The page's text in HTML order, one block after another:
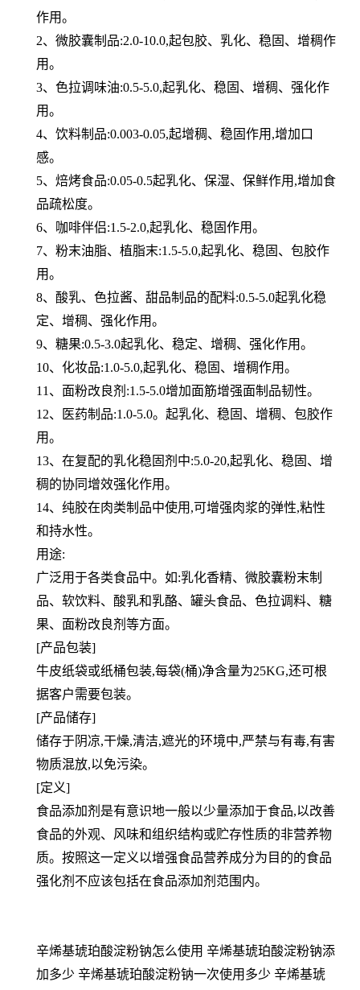
作用。
2、微胶囊制品:2.0-10.0,起包胶、乳化、稳固、增稠作
用。
3、色拉调味油:0.5-5.0,起乳化、稳固、增稠、强化作
用。
4、饮料制品:0.003-0.05,起增稠、稳固作用,增加口
感。
5、焙烤食品:0.05-0.5起乳化、保湿、保鲜作用,增加食
品疏松度。
6、咖啡伴侣:1.5-2.0,起乳化、稳固作用。
7、粉末油脂、植脂末:1.5-5.0,起乳化、稳固、包胶作
用。
8、酸乳、色拉酱、甜品制品的配料:0.5-5.0起乳化稳
定、增稠、强化作用。
9、糖果:0.5-3.0起乳化、稳定、增稠、强化作用。
10、化妆品:1.0-5.0,起乳化、稳固、增稠作用。
11、面粉改良剂:1.5-5.0增加面筋增强面制品韧性。
12、医药制品:1.0-5.0。起乳化、稳固、增稠、包胶作
用。
13、在复配的乳化稳固剂中:5.0-20,起乳化、稳固、增
稠的协同增效强化作用。
14、纯胶在肉类制品中使用,可增强肉浆的弹性,粘性
和持水性。
用途:
广泛用于各类食品中。如:乳化香精、微胶囊粉末制
品、软饮料、酸乳和乳酪、罐头食品、色拉调料、糖
果、面粉改良剂等方面。
[产品包装]
牛皮纸袋或纸桶包装,每袋(桶)净含量为25KG,还可根
据客户需要包装。
[产品储存]
储存于阴凉,干燥,清洁,遮光的环境中,严禁与有毒,有害
物质混放,以免污染。
[定义]
食品添加剂是有意识地一般以少量添加于食品,以改善
食品的外观、风味和组织结构或贮存性质的非营养物
质。按照这一定义以增强食品营养成分为目的的食品
强化剂不应该包括在食品添加剂范围内。
辛烯基琥珀酸淀粉钠怎么使用 辛烯基琥珀酸淀粉钠添
加多少 辛烯基琥珀酸淀粉钠一次使用多少 辛烯基琥